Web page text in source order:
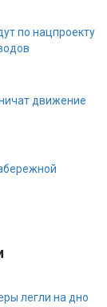
по нацпроекту
движение
легли на дно